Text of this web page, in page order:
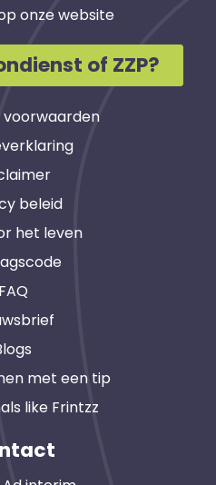
onze website
of ZZP?
beleid
het leven
FAQ
met een tip
like Frintzz